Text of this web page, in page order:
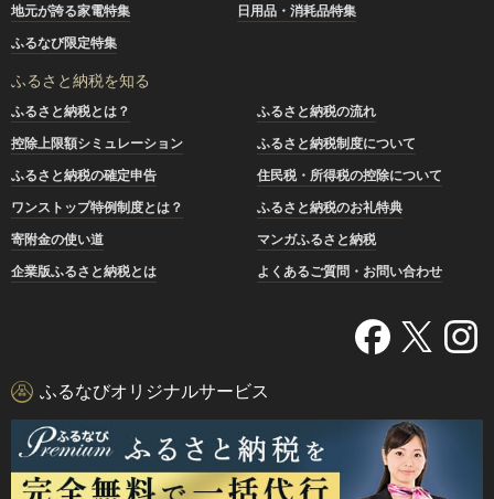
地元が誇る家電特集
日用品・消耗品特集
ふるなび限定特集
ふるさと納税を知る
ふるさと納税とは？
ふるさと納税の流れ
控除上限額シミュレーション
ふるさと納税制度について
ふるさと納税の確定申告
住民税・所得税の控除について
ワンストップ特例制度とは？
ふるさと納税のお礼特典
寄附金の使い道
マンガふるさと納税
企業版ふるさと納税とは
よくあるご質問・お問い合わせ
ふるなびオリジナルサービス